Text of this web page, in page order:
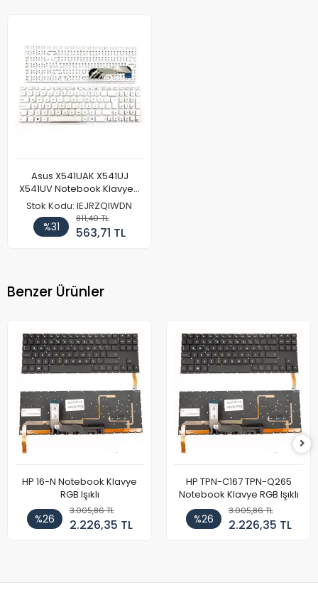
Asus X541UAK X541UJ
X541UV Notebook Klavyesi
Beyaz
Stok Kodu: IEJRZQIWDN
%31
811,40 TL
563,71 TL
Benzer Ürünler
HP 16-N Notebook Klavye
RGB Işıklı
%26
3.005,86 TL
2.226,35 TL
HP TPN-C167 TPN-Q265
Notebook Klavye RGB Işıklı
%26
3.005,86 TL
2.226,35 TL